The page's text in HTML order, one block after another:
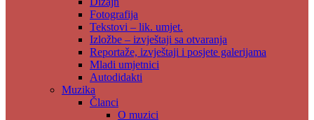
Fotografija
Tekstovi – lik. umjet.
Izložbe – izvještaji sa otvaranja
Reportaže, izvještaji i posjete galerijama
Mladi umjetnici
Autodidakti
Muzika
Članci
O muzici